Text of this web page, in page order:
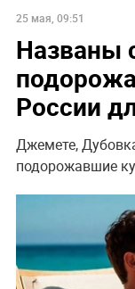
25 мая, 09:51
Названы
России
Джемете,
подорожавшие